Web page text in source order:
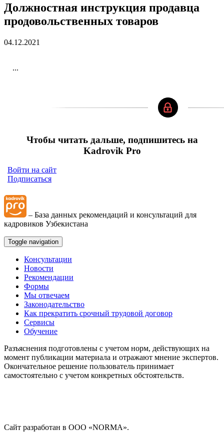
Должностная инструкция продавца
продовольственных товаров
04.12.2021
...
Чтобы читать дальше, подпишитесь на
Kadrovik Pro
Войти на сайт
Подписаться
– База данных рекомендаций и консультаций для
кадровиков Узбекистана
Toggle navigation
Консультации
Новости
Рекомендации
Формы
Мы отвечаем
Законодательство
Как прекратить срочный трудовой договор
Сервисы
Обучение
Разъяснения подготовлены с учетом норм, действующих на
момент публикации материала и отражают мнение экспертов.
Окончательное решение пользователь принимает
самостоятельно с учетом конкретных обстоятельств.
Сайт разработан в ООО «NORMA».